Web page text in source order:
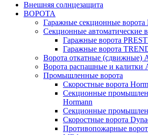
Внешняя солнцезащита
ВОРОТА
Гаражные секционные ворота
Секционные автоматические
Гаражные ворота
Гаражные ворота
Ворота откатные (сдвижные)
Ворота распашные и калитки
Промышленные ворота
Скоростные ворота
Секционные
Hormann
Секционные
Скоростные ворота
Противопожарные